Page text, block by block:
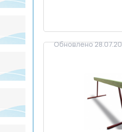
Обновлено